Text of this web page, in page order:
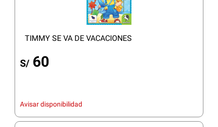
TIMMY SE VA DE VACACIONES
S/ 60
Avisar disponibilidad